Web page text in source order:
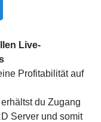
Live-
Profitabilität auf
du Zugang
Server und somit